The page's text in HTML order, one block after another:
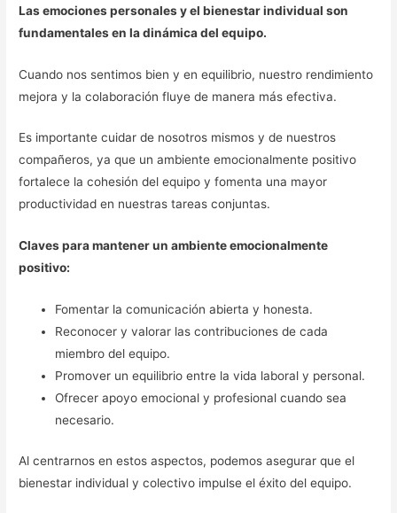
Las emociones personales y el bienestar individual son
fundamentales en la dinámica del equipo.
Cuando nos sentimos bien y en equilibrio, nuestro rendimiento
mejora y la colaboración fluye de manera más efectiva.
Es importante cuidar de nosotros mismos y de nuestros
compañeros, ya que un ambiente emocionalmente positivo
fortalece la cohesión del equipo y fomenta una mayor
productividad en nuestras tareas conjuntas.
Claves para mantener un ambiente emocionalmente
positivo:
Fomentar la comunicación abierta y honesta.
Reconocer y valorar las contribuciones de cada
miembro del equipo.
Promover un equilibrio entre la vida laboral y personal.
Ofrecer apoyo emocional y profesional cuando sea
necesario.
Al centrarnos en estos aspectos, podemos asegurar que el
bienestar individual y colectivo impulse el éxito del equipo.